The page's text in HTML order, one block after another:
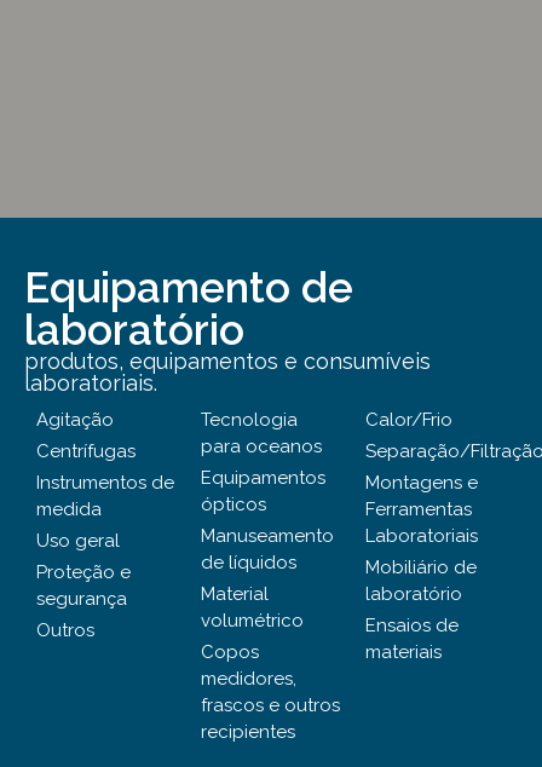
Equipamento de
laboratório
produtos, equipamentos e consumíveis
laboratoriais.
Agitação
Centrífugas
Instrumentos de
medida
Uso geral
Proteção e
segurança
Outros
Tecnologia
para oceanos
Equipamentos
ópticos
Manuseamento
de líquidos
Material
volumétrico
Copos
medidores,
frascos e outros
recipientes
Calor/Frio
Separação/
Montagens e
Ferramentas
Laboratoriais
Mobiliário de
laboratório
Ensaios de
materiais